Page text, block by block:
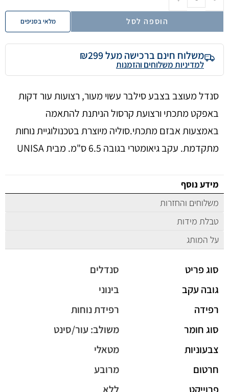
הוספה לסל מלאי בסניפים
משלוח חינם ברכישה מעל ₪299
למדיניות משלוחים והזמנות
סנדל מעוצב בצבע סילבר עשוי מעור, רצועות עור דקות
באפקט מתכתי ורצועת קרסול הניתנת להתאמה
באמצעות אבזם מתכתי.סוליה מיוצרת בטכנולוגיית נוחות
מתקדמת. עקב גיאומטרי בגובה 6.5 ס"מ. מבית UNISA
מידע נוסף
משלוחים והחזרות
טבלת מידות
על המותג
סוג פריט
סנדלים
גובה עקב
בינוני
רפידה
רפידת נוחות
סוג חומר
משולב: עור/סינט
צבעוניות
מטאלי
חרטום
מרובע
פרוייקט
ללא